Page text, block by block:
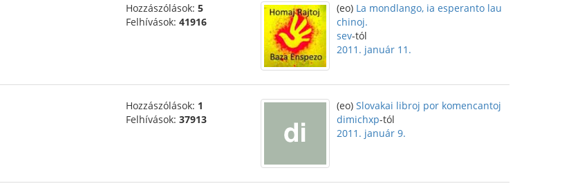
Hozzászólások: 5
Felhívások: 41916
(eo) La mondlango, ia esperanto lau
chinoj.
sev-tól
2011. január 11.
Hozzászólások: 1
Felhívások: 37913
(eo) Slovakai libroj por komencantoj
dimichxp-tól
2011. január 9.